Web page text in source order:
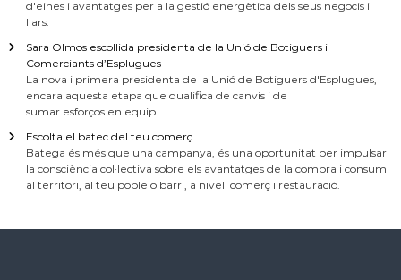
d'eines i avantatges per a la gestió energètica dels seus negocis i
llars.
Sara Olmos escollida presidenta de la Unió de Botiguers i
Comerciants d’Esplugues
La nova i primera presidenta de la Unió de Botiguers d'Esplugues,
encara aquesta etapa que qualifica de canvis i de
sumar esforços en equip.
Escolta el batec del teu comerç
Batega és més que una campanya, és una oportunitat per impulsar
la consciència col·lectiva sobre els avantatges de la compra i consum
al territori, al teu poble o barri, a nivell comerç i restauració.